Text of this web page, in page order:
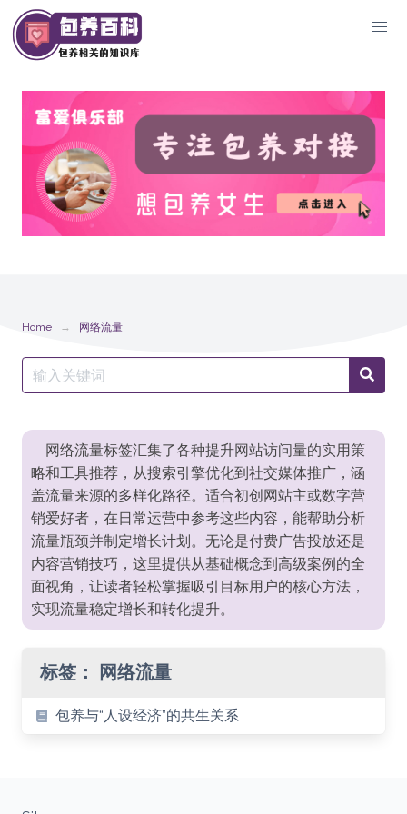
Skip
to
content
Home 网络流量
Search
for:
网络流量标签汇集了各种提升网站访问量的实用策
略和工具推荐，从搜索引擎优化到社交媒体推广，涵
盖流量来源的多样化路径。适合初创网站主或数字营
销爱好者，在日常运营中参考这些内容，能帮助分析
流量瓶颈并制定增长计划。无论是付费广告投放还是
内容营销技巧，这里提供从基础概念到高级案例的全
面视角，让读者轻松掌握吸引目标用户的核心方法，
实现流量稳定增长和转化提升。
标签： 网络流量
包养与“人设经济”的共生关系